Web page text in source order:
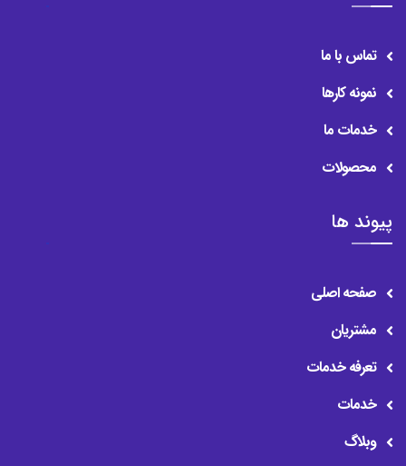
تماس با ما
نمونه کارها
خدمات ما
محصولات
پیوند ها
صفحه اصلی
مشتریان
تعرفه خدمات
خدمات
وبلاگ